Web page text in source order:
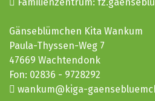
Gänseblümchen Kita Wankum
Paula-Thyssen-Weg 7
47669 Wachtendonk
Fon: 02836 - 9728292
wankum@kiga-